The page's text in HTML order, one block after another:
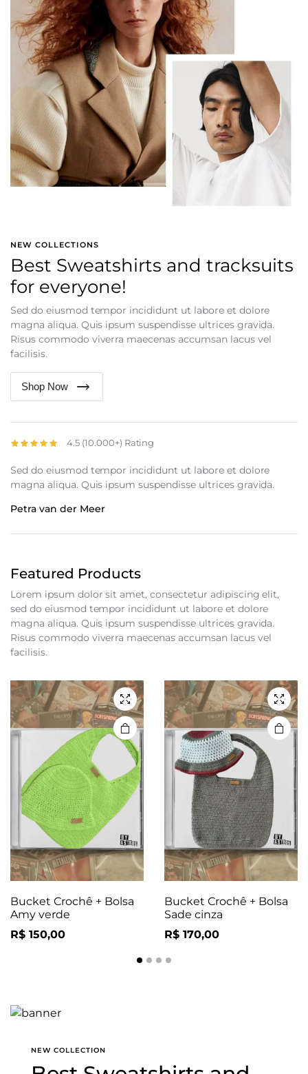
NEW COLLECTIONS
Best Sweatshirts and tracksuits
for everyone!
Sed do eiusmod tempor incididunt ut labore et dolore
magna aliqua. Quis ipsum suspendisse ultrices gravida.
Risus commodo viverra maecenas accumsan lacus vel
facilisis.
Shop Now
4.5 (10.000+) Rating
Sed do eiusmod tempor incididunt ut labore et dolore
magna aliqua. Quis ipsum suspendisse ultrices gravida.
Petra van der Meer
Featured Products
Lorem ipsum dolor sit amet, consectetur adipiscing elit,
sed do eiusmod tempor incididunt ut labore et dolore
magna aliqua. Quis ipsum suspendisse ultrices gravida.
Risus commodo viverra maecenas accumsan lacus vel
facilisis.
Bucket Crochê + Bolsa
Amy verde
R$150,00
Bucket Crochê + Bolsa
Sade cinza
R$170,00
NEW COLLECTION